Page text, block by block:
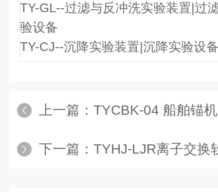
TY-GL--过滤与反冲洗实验装置|过
验设备
TY-CJ--沉降实验装置|沉降实验设
上一篇： TYCBK-04 船舶锚机电气控制技
下一篇： TYHJ-LJR离子交换软化及除盐实验